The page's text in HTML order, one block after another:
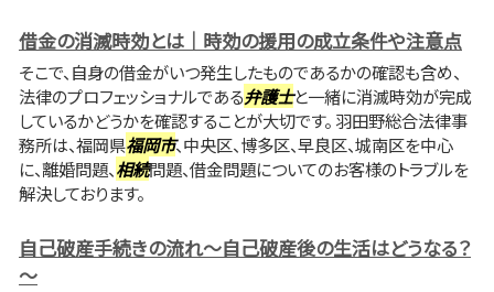
借金の消滅時効とは｜時効の援用の成立条件や注意点
そこで、自身の借金がいつ発生したものであるかの確認も含め、
法律のプロフェッショナルである弁護士と一緒に消滅時効が完成
しているかどうかを確認することが大切です。 羽田野総合法律事
務所は、福岡県福岡市、中央区、博多区、早良区、城南区を中心
に、離婚問題、相続問題、借金問題についてのお客様のトラブルを
解決しております。
自己破産手続きの流れ～自己破産後の生活はどうなる？
～